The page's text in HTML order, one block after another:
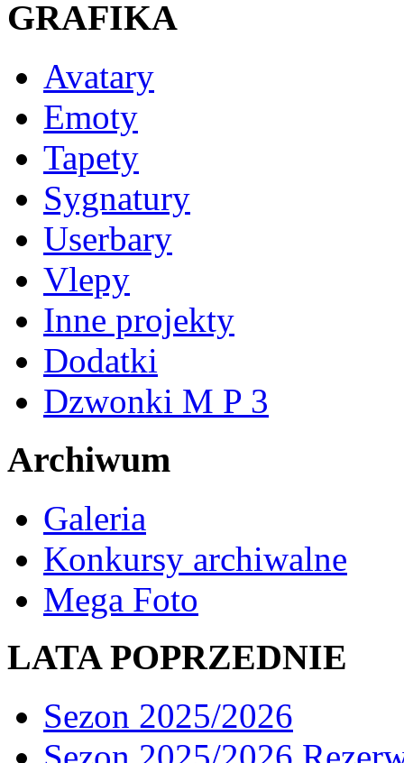
GRAFIKA
Avatary
Emoty
Tapety
Sygnatury
Userbary
Vlepy
Inne projekty
Dodatki
Dzwonki M P 3
Archiwum
Galeria
Konkursy archiwalne
Mega Foto
LATA POPRZEDNIE
Sezon 2025/2026